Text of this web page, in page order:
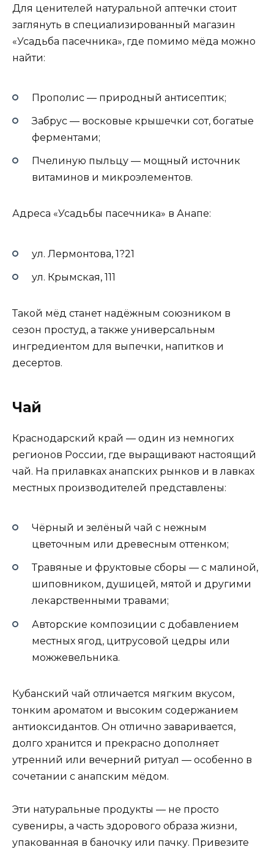
Для ценителей натуральной аптечки стоит
заглянуть в специализированный магазин
«Усадьба пасечника», где помимо мёда можно
найти:
Прополис — природный антисептик;
Забрус — восковые крышечки сот, богатые
ферментами;
Пчелиную пыльцу — мощный источник
витаминов и микроэлементов.
Адреса «Усадьбы пасечника» в Анапе:
ул. Лермонтова, 1?21
ул. Крымская, 111
Такой мёд станет надёжным союзником в
сезон простуд, а также универсальным
ингредиентом для выпечки, напитков и
десертов.
Чай
Краснодарский край — один из немногих
регионов России, где выращивают настоящий
чай. На прилавках анапских рынков и в лавках
местных производителей представлены:
Чёрный и зелёный чай с нежным
цветочным или древесным оттенком;
Травяные и фруктовые сборы — с малиной,
шиповником, душицей, мятой и другими
лекарственными травами;
Авторские композиции с добавлением
местных ягод, цитрусовой цедры или
можжевельника.
Кубанский чай отличается мягким вкусом,
тонким ароматом и высоким содержанием
антиоксидантов. Он отлично заваривается,
долго хранится и прекрасно дополняет
утренний или вечерний ритуал — особенно в
сочетании с анапским мёдом.
Эти натуральные продукты — не просто
сувениры, а часть здорового образа жизни,
упакованная в баночку или пачку. Привезите